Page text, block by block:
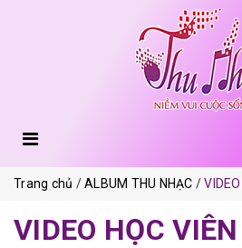
Trang chủ ALBUM THU NHẠC
VIDEO HỌC VIÊN